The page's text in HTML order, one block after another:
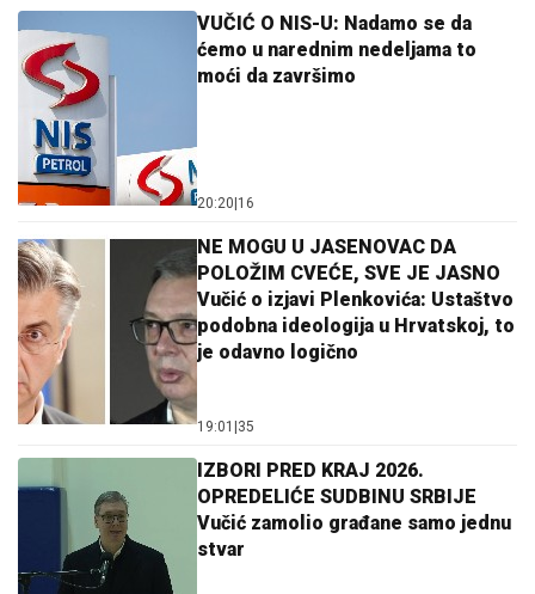
VUČIĆ O NIS-U: Nadamo se da
ćemo u narednim nedeljama to
moći da završimo
20:20|16
NE MOGU U JASENOVAC DA
POLOŽIM CVEĆE, SVE JE JASNO
Vučić o izjavi Plenkovića: Ustaštvo
podobna ideologija u Hrvatskoj, to
je odavno logično
19:01 |35
IZBORI PRED KRAJ 2026.
OPREDELIĆE SUDBINU SRBIJE
Vučić zamolio građane samo jednu
stvar